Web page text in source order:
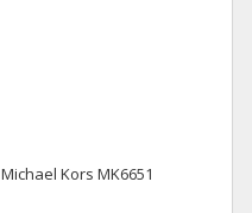
Michael Kors MK6651